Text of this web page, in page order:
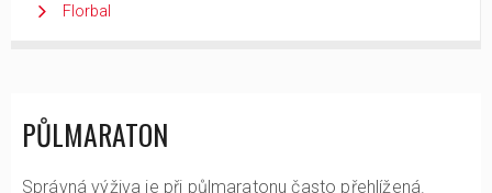
Florbal
PŮLMARATON
Správná výživa je při půlmaratonu často přehlížená.